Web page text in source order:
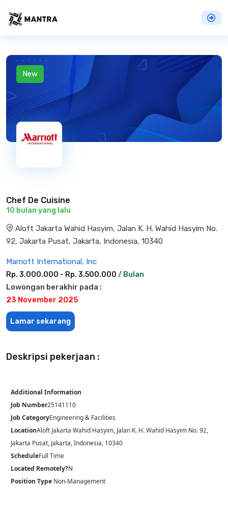
New
Chef De Cuisine
10 bulan yang lalu
Aloft Jakarta Wahid Hasyim, Jalan K. H. Wahid Hasyim No.
92, Jakarta Pusat, Jakarta, Indonesia, 10340
Marriott International, Inc
Rp. 3.000.000 - Rp. 3.500.000 / Bulan
Lowongan berakhir pada :
23 November 2025
Lamar sekarang
Deskripsi pekerjaan :
Additional Information
Job Number25141110
Job CategoryEngineering & Facilities
LocationAloft Jakarta Wahid Hasyim, Jalan K. H. Wahid Hasyim No. 92,
Jakarta Pusat, Jakarta, Indonesia, 10340
ScheduleFull Time
Located Remotely?N
Position TypeNon-Management